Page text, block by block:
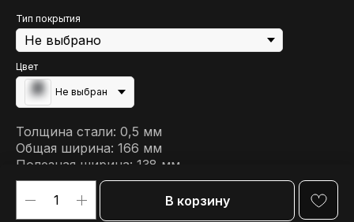
Тип покрытия
Цвет
Не выбран
В корзину
Толщина стали: 0,5 мм
Общая ширина: 166 мм
Полезная ширина: 138 мм
Длина: 0,25 - 3 м